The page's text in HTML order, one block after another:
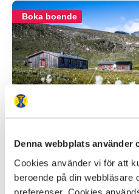
Denna webbplats använder
Cookies använder vi för att
beroende på din webbläsare
preferenser. Cookies
STF Helags
Boka boende
Boka boende